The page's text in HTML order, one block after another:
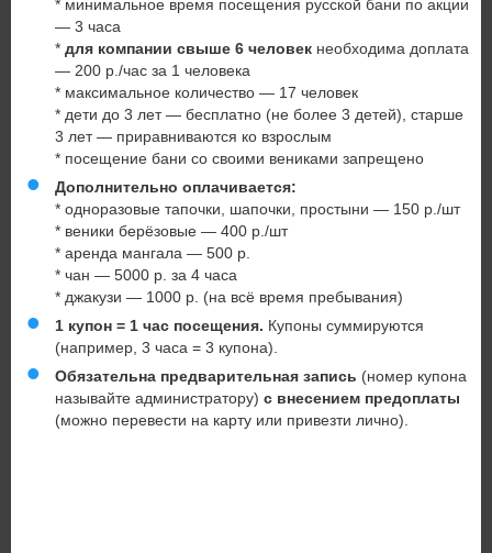
* минимальное время посещения русской бани по акции
— 3 часа
* для компании свыше 6 человек необходима доплата
— 200 р./час за 1 человека
* максимальное количество — 17 человек
* дети до 3 лет — бесплатно (не более 3 детей), старше
3 лет — приравниваются ко взрослым
* посещение бани со своими вениками запрещено
Дополнительно оплачивается:
* одноразовые тапочки, шапочки, простыни — 150 р./шт
* веники берёзовые — 400 р./шт
* аренда мангала — 500 р.
* чан — 5000 р. за 4 часа
* джакузи — 1000 р. (на всё время пребывания)
1 купон = 1 час посещения. Купоны суммируются
(например, 3 часа = 3 купона).
Обязательна предварительная запись (номер купона
называйте администратору) с внесением предоплаты
(можно перевести на карту или привезти лично).